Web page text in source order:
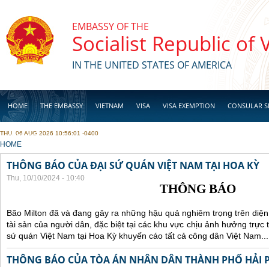
EMBASSY OF THE
Socialist Republic of
IN THE UNITED STATES OF AMERICA
HOME THE EMBASSY VIETNAM VISA VISA EXEMPTION CONSULAR
BUSINESS
THU, 06 AUG 2026 10:56:01 -0400
YOU ARE HERE
HOME
THÔNG BÁO CỦA ĐẠI SỨ QUÁN VIỆT NAM TẠI HOA KỲ
Thu, 10/10/2024 - 10:40
THÔNG BÁO
Bão Milton đã và đang gây ra những hậu quả nghiêm trọng trên
tài sản của người dân, đặc biệt tại các khu vực chịu ảnh hưởng
sứ quán Việt Nam tại Hoa Kỳ khuyến cáo tất cả công dân Việt Nam...
THÔNG BÁO CỦA TÒA ÁN NHÂN DÂN THÀNH PHỐ HẢI